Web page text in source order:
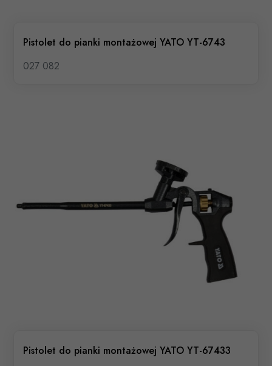
Pistolet do pianki montażowej YATO YT-6743
027 082
Pistolet do pianki montażowej YATO YT-67433